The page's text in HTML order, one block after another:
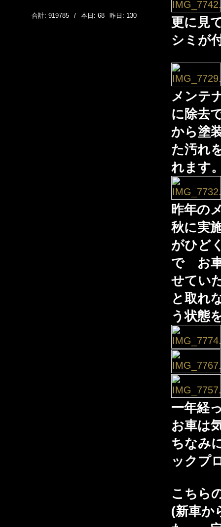
更に見
シミが
メンテ
に除去
から塗
た汚れ
れます
昨年の
秋に実
がひど
で お
せてい
と取れ
う状態
一年経
お車は
ちなみ
ックプ
こちら
(新車か
合計: 919785 / 本日: 68 昨日: 130